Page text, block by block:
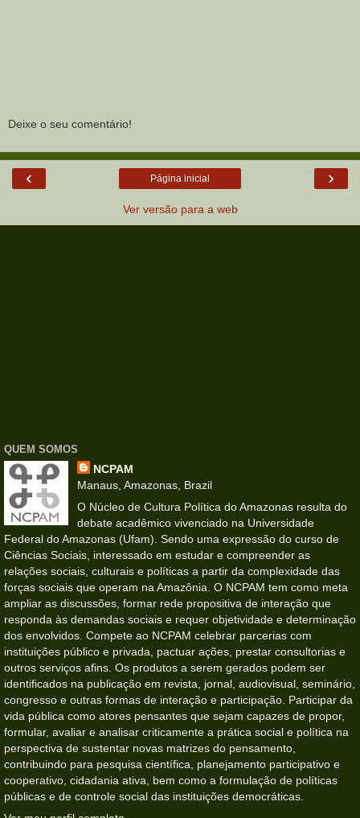
Deixe o seu comentário!
‹ ›
Página inicial
Ver versão para a web
QUEM SOMOS
NCPAM
Manaus, Amazonas, Brazil
O Núcleo de Cultura Política do Amazonas resulta do
debate acadêmico vivenciado na Universidade
Federal do Amazonas (Ufam). Sendo uma expressão do curso de
Ciências Sociais, interessado em estudar e compreender as
relações sociais, culturais e políticas a partir da complexidade das
forças sociais que operam na Amazônia. O NCPAM tem como meta
ampliar as discussões, formar rede propositiva de interação que
responda às demandas sociais e requer objetividade e determinação
dos envolvidos. Compete ao NCPAM celebrar parcerias com
instituições público e privada, pactuar ações, prestar consultorias e
outros serviços afins. Os produtos a serem gerados podem ser
identificados na publicação em revista, jornal, audiovisual, seminário,
congresso e outras formas de interação e participação. Participar da
vida pública como atores pensantes que sejam capazes de propor,
formular, avaliar e analisar criticamente a prática social e política na
perspectiva de sustentar novas matrizes do pensamento,
contribuindo para pesquisa científica, planejamento participativo e
cooperativo, cidadania ativa, bem como a formulação de políticas
públicas e de controle social das instituições democráticas.